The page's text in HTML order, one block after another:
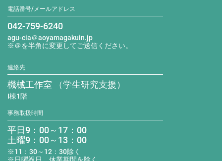
電話番号/メールアドレス
042-759-6240
agu-cia＠aoyamagakuin.jp
※＠を半角に変更してご送信ください。
連絡先
機械工作室 （学生研究支援）
I棟1階
事務取扱時間
平日9：00～17：00
土曜9：00～13：00
※11：30～12：30除く